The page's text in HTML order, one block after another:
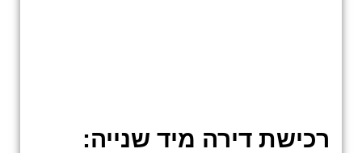
רכישת דירה מיד שנייה: